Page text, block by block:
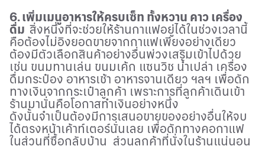
6. เพิ่มเมนูอาหารให้ครบเซ็ท ทั้งหวาน คาว เครื่อง
ดื่ม สิ่งหนึ่งที่จะช่วยให้ร้านกาแฟอยู่ได้ในช่วงเวลานี้
คือต้องไม่อิงยอดขายจากกาแฟเพียงอย่างเดียว
ต้องมีตัวเลือกสินค้าอย่างอื่นพ่วงเสริมเข้าไปด้วย
เช่น ขนมทานเล่น ขนมเค้ก แซนวิช น้ำเปล่า เครื่อง
ดื่มกระป๋อง อาหารเช้า อาหารจานเดียว ฯลฯ เพื่อดัก
ทางเงินจากกระเป๋าลูกค้า เพราะการที่ลูกค้าเดินเข้า
ร้านมานั่นคือโอกาสทำเงินอย่างหนึ่ง
ดังนั้นจำเป็นต้องมีการเสนอขายของอย่างอื่นให้จบ
ได้ตรงหน้าเค้าท์เตอร์นั่นเลย เพื่อดักทางคอกาแฟ
ในส่วนที่ซื้อกลับบ้าน ส่วนลูกค้าที่นั่งในร้านแน่นอน